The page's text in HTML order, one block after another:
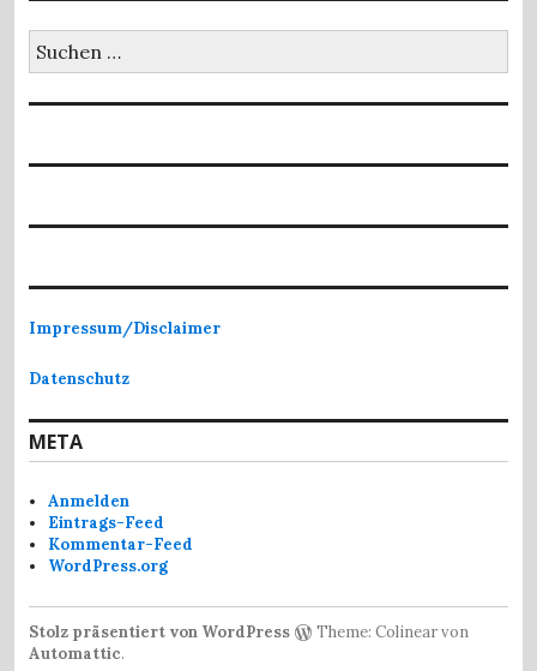
nach:
Impressum/Disclaimer
Datenschutz
META
Anmelden
Eintrags-Feed
Kommentar-Feed
WordPress.org
Stolz präsentiert von WordPress
Theme: Colinear von
Automattic.